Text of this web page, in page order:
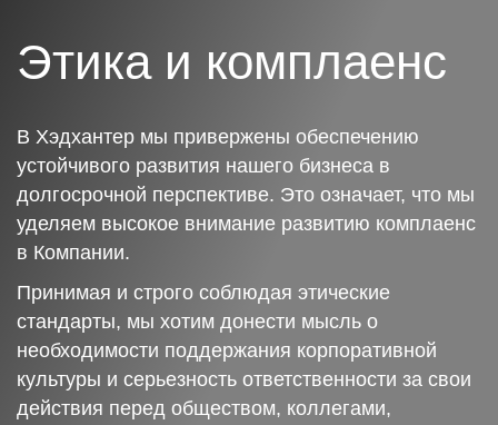
Этика и комплаенс
В Хэдхантер мы привержены обеспечению
устойчивого развития нашего бизнеса в
долгосрочной перспективе. Это означает, что мы
уделяем высокое внимание развитию комплаенс
в Компании.
Принимая и строго соблюдая этические
стандарты, мы хотим донести мысль о
необходимости поддержания корпоративной
культуры и серьезность ответственности за свои
действия перед обществом, коллегами,